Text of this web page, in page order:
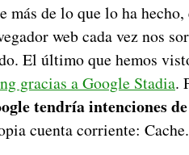
de lo que lo ha hecho,
web cada vez nos
El último que hemos
gracias a Google Stadia.
tendría intenciones
cuenta corriente: Cache.